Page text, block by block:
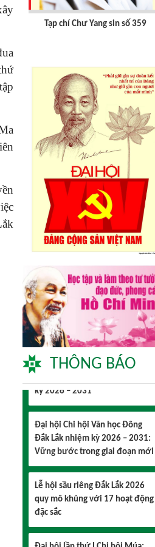
Tạp chí Chư Yang sin số 359
THÔNG BÁO
Lễ hội sầu riêng Đắk Lắk 2026
quy mô khủng với 17 hoạt động
đặc sắc
Đại hội lần thứ I Chi hội Múa:
Sức trẻ dẫn lối đổi mới
ảnh Đông Đắk Lắk nhiệm kỳ
2026 – 2031 thành công tốt đẹp
Chi hội Âm nhạc Đông Đắk Lắk
tổ chức Đại hội lần thứ I, nhiệm
kỳ 2026 – 2031
Đại hội Chi hội Văn học Đông
Đắk Lắk nhiệm kỳ 2026 – 2031:
Vững bước trong giai đoạn mới
Lễ hội sầu riêng Đắk Lắk 2026
quy mô khủng với 17 hoạt động
đặc sắc
Đại hội lần thứ I Chi hội Múa:
Sức trẻ dẫn lối đổi mới